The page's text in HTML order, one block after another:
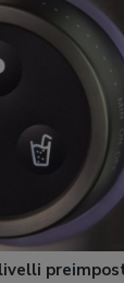
livelli